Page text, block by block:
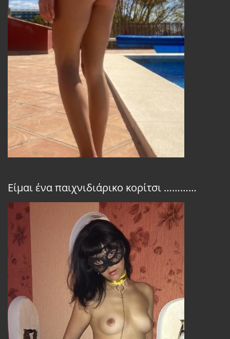
Είμαι ένα παιχνιδιάρικο κορίτσι …………